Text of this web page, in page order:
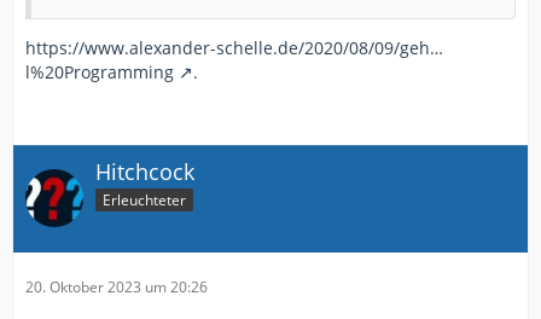
https://www.alexander-schelle.de/2020/08/09/geh…
l%20Programming
.
Hitchcock
Erleuchteter
20. Oktober 2023 um 20:26